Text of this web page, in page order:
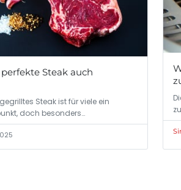
Steak auch
Steak ist für viele ein
doch besonders…